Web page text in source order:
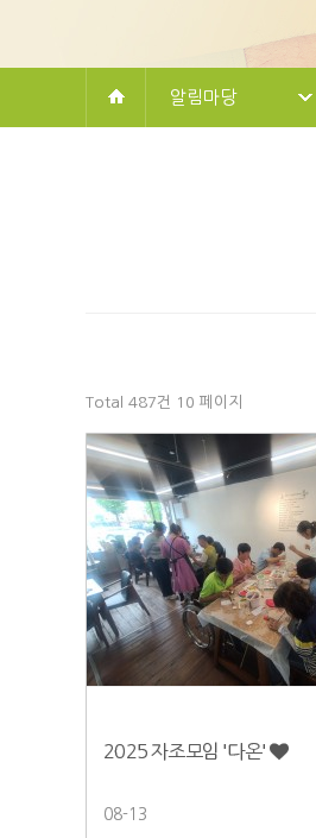
알림마당
Total 487건 10 페이지
2025 자조모임 '다온'
08-13